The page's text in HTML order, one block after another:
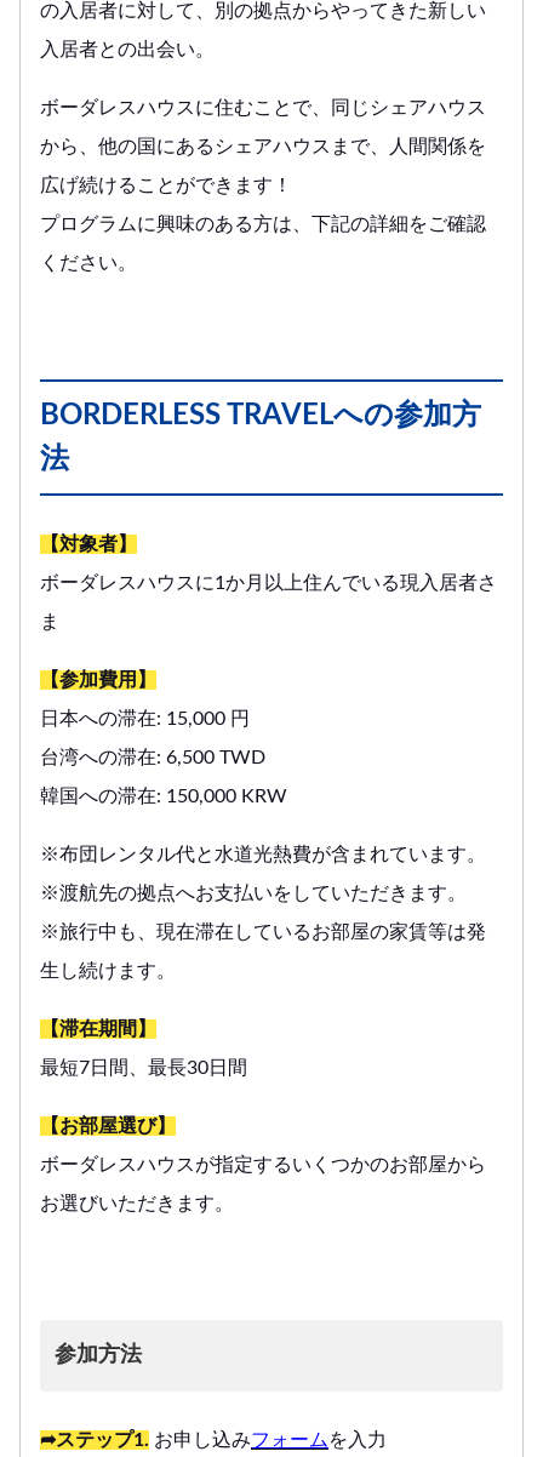
の入居者に対して、別の拠点からやってきた新しい
入居者との出会い。
ボーダレスハウスに住むことで、同じシェアハウス
から、他の国にあるシェアハウスまで、人間関係を
広げ続けることができます！
プログラムに興味のある方は、下記の詳細をご確認
ください。
BORDERLESS TRAVELへの参加方
法
【対象者】
ボーダレスハウスに1か月以上住んでいる現入居者さ
ま
【参加費用】
日本への滞在: 15,000 円
台湾への滞在: 6,500 TWD
韓国への滞在: 150,000 KRW
※布団レンタル代と水道光熱費が含まれています。
※渡航先の拠点へお支払いをしていただきます。
※旅行中も、現在滞在しているお部屋の家賃等は発
生し続けます。
【滞在期間】
最短7日間、最長30日間
【お部屋選び】
ボーダレスハウスが指定するいくつかのお部屋から
お選びいただきます。
参加方法
➦ステップ1. お申し込みフォーム を入力